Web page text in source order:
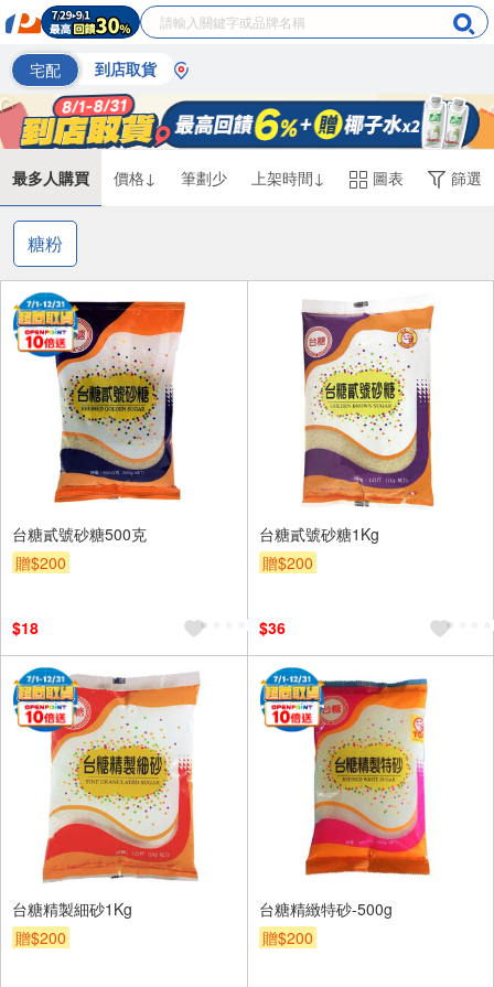
宅配 到店取貨
最多人購買 價格↓ 筆劃少 上架時間↓ 圖表 篩選
糖粉
台糖貳號砂糖500克
贈$200
$18
台糖貳號砂糖1Kg
贈$200
$36
台糖精製細砂1Kg
贈$200
台糖精緻特砂-500g
贈$200